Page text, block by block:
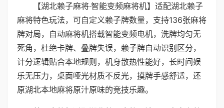
【湖北赖子麻将·智能变频麻将机】适配湖北赖子
麻将特色玩法，可自定义赖子牌数量，支持136张麻将
牌对局，自动麻将机搭载智能变频电机，洗牌均匀无
死角，杜绝卡牌、叠牌失误，赖子牌自动识别区分，
计分逻辑贴合本地规则，机身散热性能好，长时间娱
乐无压力，桌面哑光材质不反光，摸牌手感舒适，还
原湖北本地麻将原汁原味的竞技乐趣。